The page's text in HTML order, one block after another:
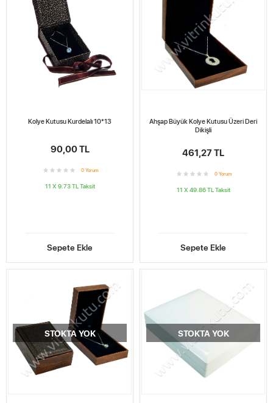
Kolye Kutusu Kurdelalı 10*13
90,00 TL
0 Yorum
11 X 9.73 TLTaksit
Sepete Ekle
Ahşap Büyük Kolye Kutusu Üzeri Deri
Dikişli
461,27 TL
0 Yorum
11 X 49.86 TLTaksit
Sepete Ekle
STOKTA YOK STOKTA YOK